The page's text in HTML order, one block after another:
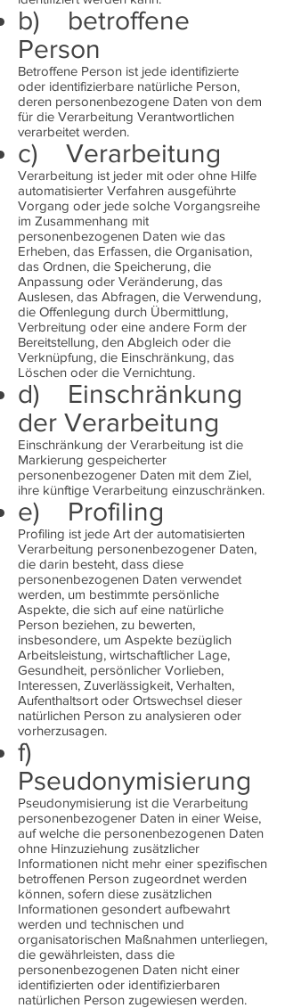
b) betroffene
Person
Betroffene Person ist jede identifizierte
oder identifizierbare natürliche Person,
deren personenbezogene Daten von dem
für die Verarbeitung Verantwortlichen
verarbeitet werden.
c) Verarbeitung
Verarbeitung ist jeder mit oder ohne Hilfe
automatisierter Verfahren ausgeführte
Vorgang oder jede solche Vorgangsreihe
im Zusammenhang mit
personenbezogenen Daten wie das
Erheben, das Erfassen, die Organisation,
das Ordnen, die Speicherung, die
Anpassung oder Veränderung, das
Auslesen, das Abfragen, die Verwendung,
die Offenlegung durch Übermittlung,
Verbreitung oder eine andere Form der
Bereitstellung, den Abgleich oder die
Verknüpfung, die Einschränkung, das
Löschen oder die Vernichtung.
d) Einschränkung
der Verarbeitung
Einschränkung der Verarbeitung ist die
Markierung gespeicherter
personenbezogener Daten mit dem Ziel,
ihre künftige Verarbeitung einzuschränken.
e) Profiling
Profiling ist jede Art der automatisierten
Verarbeitung personenbezogener Daten,
die darin besteht, dass diese
personenbezogenen Daten verwendet
werden, um bestimmte persönliche
Aspekte, die sich auf eine natürliche
Person beziehen, zu bewerten,
insbesondere, um Aspekte bezüglich
Arbeitsleistung, wirtschaftlicher Lage,
Gesundheit, persönlicher Vorlieben,
Interessen, Zuverlässigkeit, Verhalten,
Aufenthaltsort oder Ortswechsel dieser
natürlichen Person zu analysieren oder
vorherzusagen.
f)
Pseudonymisierung
Pseudonymisierung ist die Verarbeitung
personenbezogener Daten in einer Weise,
auf welche die personenbezogenen Daten
ohne Hinzuziehung zusätzlicher
Informationen nicht mehr einer spezifischen
betroffenen Person zugeordnet werden
können, sofern diese zusätzlichen
Informationen gesondert aufbewahrt
werden und technischen und
organisatorischen Maßnahmen unterliegen,
die gewährleisten, dass die
personenbezogenen Daten nicht einer
identifizierten oder identifizierbaren
natürlichen Person zugewiesen werden.